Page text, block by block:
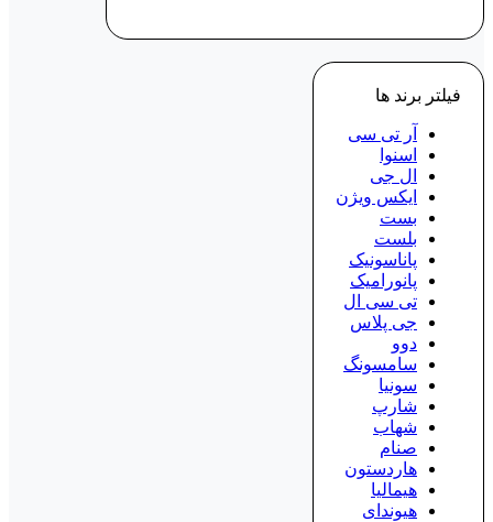
فیلتر برند ها
آر تی سی
اسنوا
ال جی
ایکس ویژن
بست
بلست
پاناسونیک
پانورامیک
تی سی ال
جی پلاس
دوو
سامسونگ
سونیا
شارپ
شهاب
صنام
هاردستون
هیمالیا
هیوندای